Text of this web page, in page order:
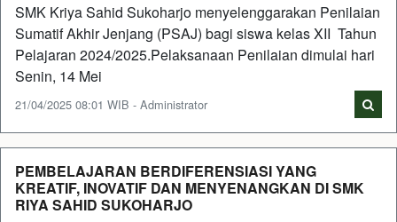
SMK Kriya Sahid Sukoharjo menyelenggarakan Penilaian
Sumatif Akhir Jenjang (PSAJ) bagi siswa kelas XII Tahun
Pelajaran 2024/2025.Pelaksanaan Penilaian dimulai hari
Senin, 14 Mei
21/04/2025 08:01 WIB - Administrator
PEMBELAJARAN BERDIFERENSIASI YANG
KREATIF, INOVATIF DAN MENYENANGKAN DI SMK
RIYA SAHID SUKOHARJO